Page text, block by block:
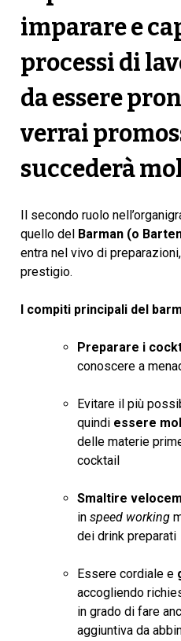
imparare e
processi di
da essere
verrai
succederà
Il secondo ruolo
quello del Barman (o
entra nel vivo di
prestigio.
I compiti principali del
Preparare i
conoscere a
Evitare il più
quindi essere
delle materie
cocktail
Smaltire
in speed working
dei drink preparati
Essere cordiale e
accogliendo
in grado di fare
aggiuntiva da